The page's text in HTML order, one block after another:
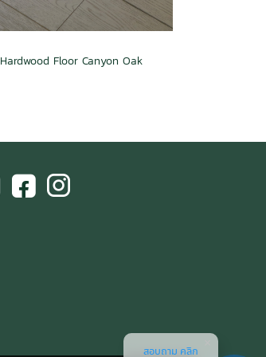
Hardwood Floor Canyon Oak
สอบถาม คลิก